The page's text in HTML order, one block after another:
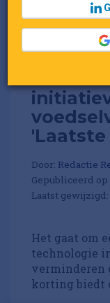
'Laatste
Door: Redactie
Gepubliceerd op
Laatst gewijzigd:
Het gaat om
technologie
verminderen
korting biedt